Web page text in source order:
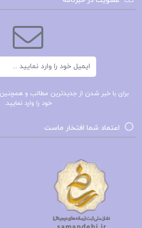
داستانی پرکشش و عمیق ارائه
ترجمه کاوه کردونیی، به‌عنوان یک
اثر را با دقت و وفاداری به متن
ترجمه‌ای روان و دقیق از این
خواندن آن را دوچندان کند. تحلیل
این کتاب به بررسی رابطه‌ی
می‌پردازد و نشان می‌دهد که چگونه
اراده، با مخالفت‌های شدید کلیسا
انلود رایگان کتاب زندگی گالیله
کتاب زندگی گالیله اثر برتولت برشت
برای با خبر شدن از جدیدترین مطالب و
خود را وارد نمایید.
اعتماد شما افتخار ماست